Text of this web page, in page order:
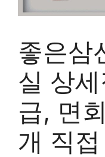
좋은삼
실 상
급, 면
개 직